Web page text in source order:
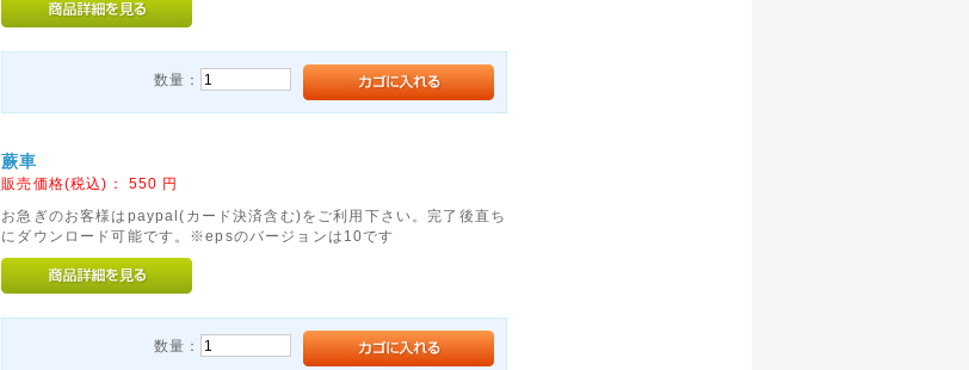
数量：
蕨車
販売価格(税込)： 550 円
お急ぎのお客様はpaypal(カード決済含む)をご利用下さい。完了後直ち
にダウンロード可能です。※epsのバージョンは10です
数量：